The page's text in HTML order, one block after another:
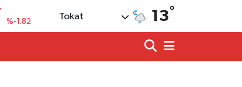
%-1.82
Tokat 13°